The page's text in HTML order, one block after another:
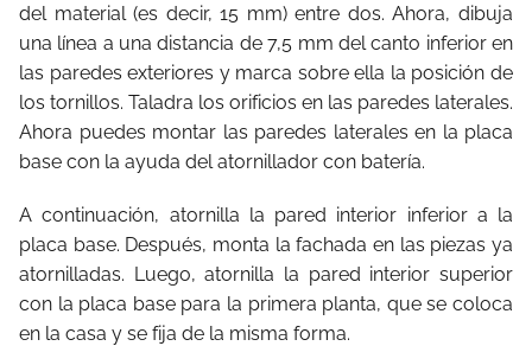
del material (es decir, 15 mm) entre dos. Ahora, dibuja
una línea a una distancia de 7,5 mm del canto inferior en
las paredes exteriores y marca sobre ella la posición de
los tornillos. Taladra los orificios en las paredes laterales.
Ahora puedes montar las paredes laterales en la placa
base con la ayuda del atornillador con batería.
A continuación, atornilla la pared interior inferior a la
placa base. Después, monta la fachada en las piezas ya
atornilladas. Luego, atornilla la pared interior superior
con la placa base para la primera planta, que se coloca
en la casa y se fija de la misma forma.